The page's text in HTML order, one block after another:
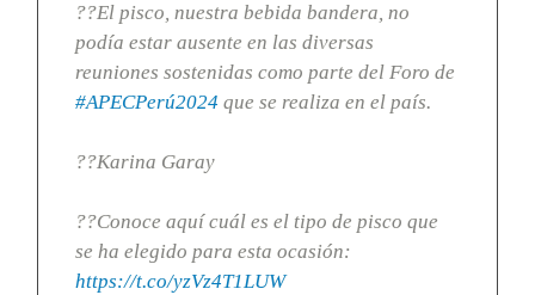
??El pisco, nuestra bebida bandera, no
podía estar ausente en las diversas
reuniones sostenidas como parte del Foro de
#APECPerú2024 que se realiza en el país.
??Karina Garay
??Conoce aquí cuál es el tipo de pisco que
se ha elegido para esta ocasión:
https://t.co/yzVz4T1LUW